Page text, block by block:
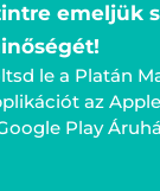
emeljük
le a Platán
az
Play